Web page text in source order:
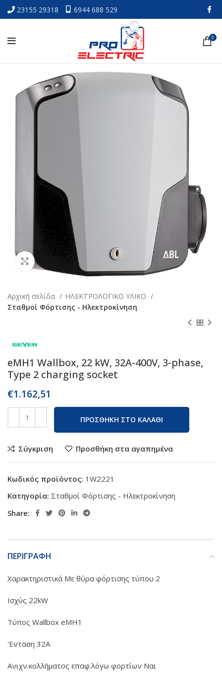
23155 29318 6944 688 529
0
Κάντε κλικ για μεγέθυνση
Αρχική σελίδα
ΗΛΕΚΤΡΟΛΟΓΙΚΟ ΥΛΙΚΟ
Σταθμοί Φόρτισης - Ηλεκτροκίνηση
eMH1 Wallbox, 22 kW, 32A-400V, 3-phase,
Type 2 charging socket
€1.162,51
ΠΡΟΣΘΗΚΗ ΣΤΟ ΚΑΛΑΘΙ
Σύγκριση Προσθήκη στα αγαπημένα
Κωδικός προϊόντος: 1W2221
Κατηγορία: Σταθμοί Φόρτισης - Ηλεκτροκίνηση
Share:
ΠΕΡΙΓΡΑΦΗ
Χαρακτηριστικά Με θύρα φόρτισης τύπου 2
Ισχύς 22kW
Τύπος Wallbox eMH1
'Ενταση 32A
Ανιχν.κολλήματος επαφ.λόγω φορτίων Ναι